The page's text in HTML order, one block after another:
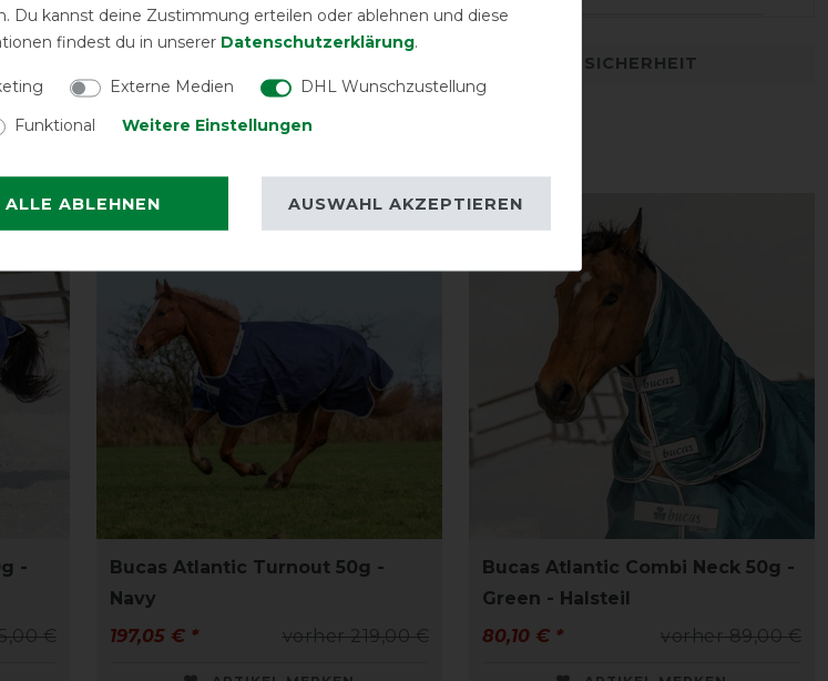
DETAILS ZUR PRODUKTSICHERHEIT
-
€
Bucas Atlantic Turnout 50g -
Navy
vorher 219,00 €
197,05 € *
Bucas Atlantic Combi Neck 50g -
Green - Halsteil
vorher 89,00 €
80,10 € *
Du kannst deine Zustimmung erteilen oder ablehnen und diese
findest du in unserer Daten­schutz­erklärung.
Externe Medien
DHL Wunschzustellung
Funktional Weitere Einstellungen
ALLE ABLEHNEN AUSWAHL AKZEPTIEREN